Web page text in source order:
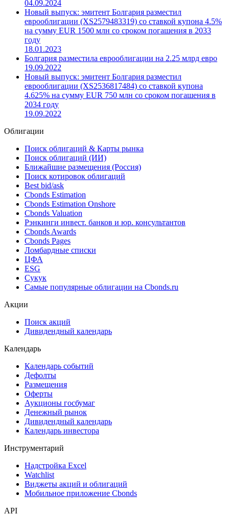
04.09.2024
Новый выпуск: эмитент Болгария разместил
еврооблигации (XS2579483319) со ставкой купона 4.5%
на сумму EUR 1500 млн со сроком погашения в 2033
году
18.01.2023
Болгария разместила еврооблигации на 2.25 млрд евро
19.09.2022
Новый выпуск: эмитент Болгария разместил
еврооблигации (XS2536817484) со ставкой купона
4.625% на сумму EUR 750 млн со сроком погашения в
2034 году
19.09.2022
Облигации
Поиск облигаций & Карты рынка
Поиск облигаций (ИИ)
Ближайшие размещения (Россия)
Поиск котировок облигаций
Best bid/ask
Cbonds Estimation
Cbonds Estimation Onshore
Cbonds Valuation
Рэнкинги инвест. банков и юр. консультантов
Cbonds Awards
Cbonds Pages
Ломбардные списки
ЦФА
ESG
Сукук
Самые популярные облигации на Cbonds.ru
Акции
Поиск акций
Дивидендный календарь
Календарь
Календарь событий
Дефолты
Размещения
Оферты
Аукционы госбумаг
Денежный рынок
Дивидендный календарь
Календарь инвестора
Инструментарий
Надстройка Excel
Watchlist
Виджеты акций и облигаций
Мобильное приложение Cbonds
API